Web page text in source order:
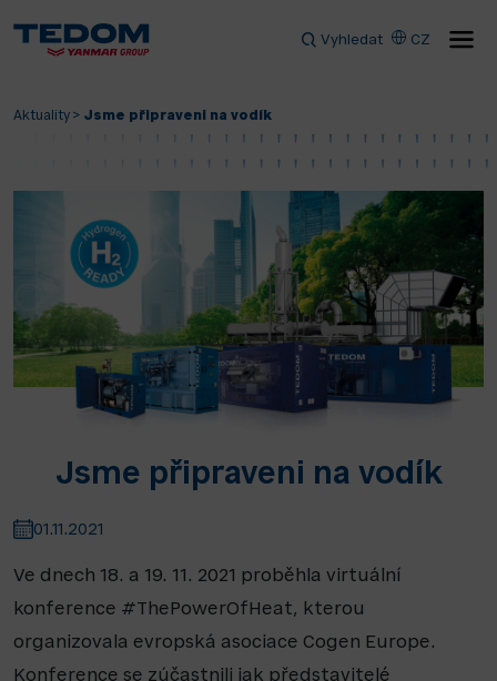
Vyhledat CZ
Aktuality > Jsme připraveni na vodík
Jsme připraveni na vodík
01.11.2021
Ve dnech 18. a 19. 11. 2021 proběhla virtuální
konference #ThePowerOfHeat, kterou
organizovala evropská asociace Cogen Europe.
Konference se zúčastnili jak představitelé